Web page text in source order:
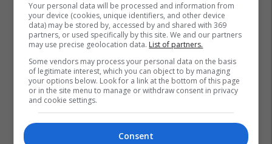
Your personal data will be processed and information from
your device (cookies, unique identifiers, and other device
data) may be stored by, accessed by and shared with 369
partners, or used specifically by this site. We and our partners
may use precise geolocation data. List of partners.
Some vendors may process your personal data on the basis
of legitimate interest, which you can object to by managing
your options below. Look for a link at the bottom of this page
or in the site menu to manage or withdraw consent in privacy
and cookie settings.
Consent